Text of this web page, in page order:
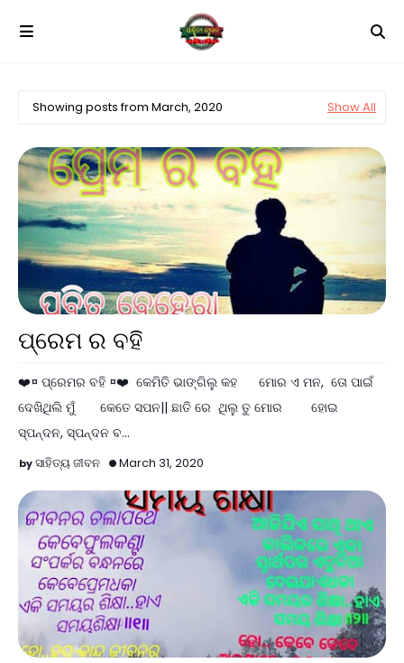
Showing posts from March, 2020 Show All
ପ୍ରେମ ର ବହି
❤️¤ ପ୍ରେମର ବହି ¤❤️ କେମିତି ଭାଙ୍ଗିଲୁ କହ ମୋର ଏ ମନ, ତୋ ପାଇଁ
ଦେଖିଥିଲି ମୁଁ କେତେ ସପନ|| ଛାତି ରେ ଥିଲୁ ତୁ ମୋର ହୋଇ
ସ୍ପନ୍ଦନ, ସ୍ପନ୍ଦନ ବ…
ସାହିତ୍ୟ ଜୀବନ March 31, 2020